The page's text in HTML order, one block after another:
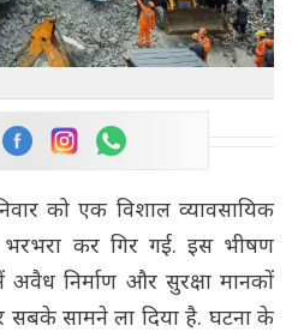
को एक विशाल व्यावसायिक
कर गिर गई. इस भीषण
निर्माण और सुरक्षा मानकों
सामने ला दिया है. घटना के